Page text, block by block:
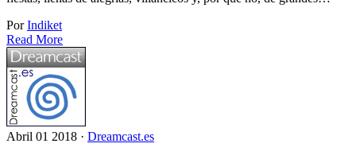
PorIndiket
Read More
Abril 01 2018 · Dreamcast.es